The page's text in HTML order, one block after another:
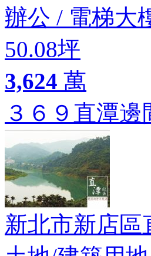
辦公 / 電梯大
50.08坪
3,624 萬
３６９直潭邊
新北市新店區